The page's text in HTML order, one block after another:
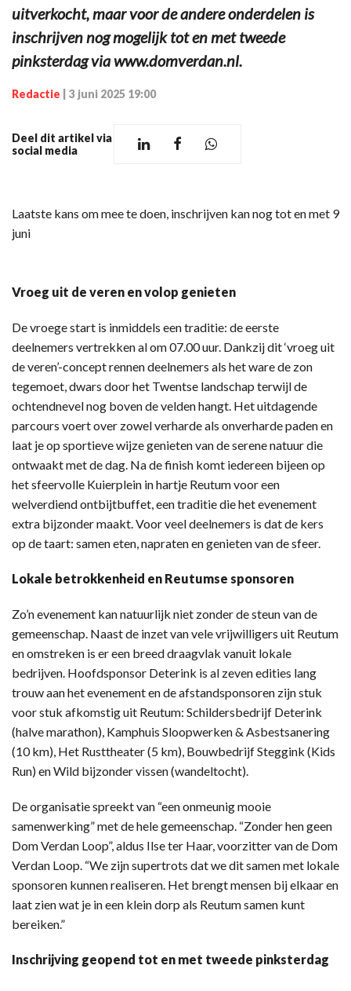
uitverkocht, maar voor de andere onderdelen is
inschrijven nog mogelijk tot en met tweede
pinksterdag via www.domverdan.nl.
Redactie 3 juni 2025 19:00
Deel dit artikel via
social media
Laatste kans om mee te doen, inschrijven kan nog tot en met 9
juni
Vroeg uit de veren en volop genieten
De vroege start is inmiddels een traditie: de eerste
deelnemers vertrekken al om 07.00 uur. Dankzij dit ‘vroeg uit
de veren’-concept rennen deelnemers als het ware de zon
tegemoet, dwars door het Twentse landschap terwijl de
ochtendnevel nog boven de velden hangt. Het uitdagende
parcours voert over zowel verharde als onverharde paden en
laat je op sportieve wijze genieten van de serene natuur die
ontwaakt met de dag. Na de finish komt iedereen bijeen op
het sfeervolle Kuierplein in hartje Reutum voor een
welverdiend ontbijtbuffet, een traditie die het evenement
extra bijzonder maakt. Voor veel deelnemers is dat de kers
op de taart: samen eten, napraten en genieten van de sfeer.
Lokale betrokkenheid en Reutumse sponsoren
Zo’n evenement kan natuurlijk niet zonder de steun van de
gemeenschap. Naast de inzet van vele vrijwilligers uit Reutum
en omstreken is er een breed draagvlak vanuit lokale
bedrijven. Hoofdsponsor Deterink is al zeven edities lang
trouw aan het evenement en de afstandsponsoren zijn stuk
voor stuk afkomstig uit Reutum: Schildersbedrijf Deterink
(halve marathon), Kamphuis Sloopwerken & Asbestsanering
(10 km), Het Rusttheater (5 km), Bouwbedrijf Steggink (Kids
Run) en Wild bijzonder vissen (wandeltocht).
De organisatie spreekt van “een onmeunig mooie
samenwerking” met de hele gemeenschap. “Zonder hen geen
Dom Verdan Loop”, aldus Ilse ter Haar, voorzitter van de Dom
Verdan Loop. “We zijn supertrots dat we dit samen met lokale
sponsoren kunnen realiseren. Het brengt mensen bij elkaar en
laat zien wat je in een klein dorp als Reutum samen kunt
bereiken.”
Inschrijving geopend tot en met tweede pinksterdag